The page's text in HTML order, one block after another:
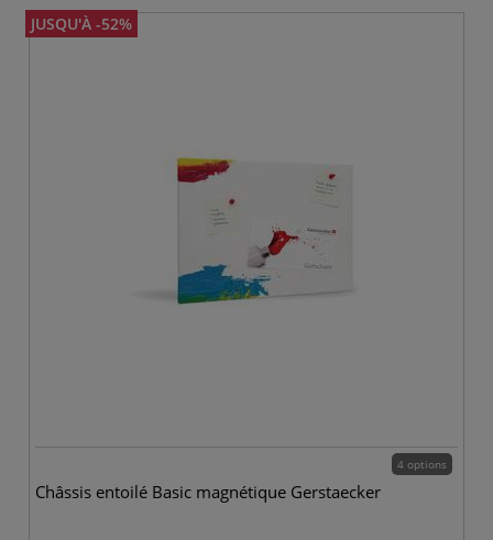
JUSQU'À -52%
4 options
Châssis entoilé Basic magnétique Gerstaecker